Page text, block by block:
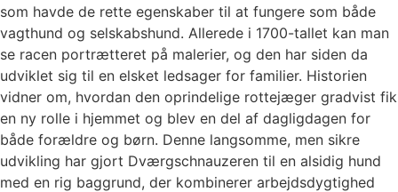
som havde de rette egenskaber til at fungere som både
vagthund og selskabshund. Allerede i 1700-tallet kan man
se racen portrætteret på malerier, og den har siden da
udviklet sig til en elsket ledsager for familier. Historien
vidner om, hvordan den oprindelige rottejæger gradvist fik
en ny rolle i hjemmet og blev en del af dagligdagen for
både forældre og børn. Denne langsomme, men sikre
udvikling har gjort Dværgschnauzeren til en alsidig hund
med en rig baggrund, der kombinerer arbejdsdygtighed